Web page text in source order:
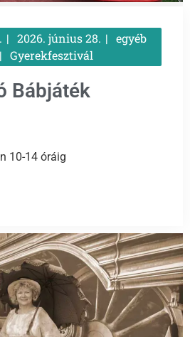
2026. június 28.
egyéb
Gyerekfesztivál
Bábjáték
10-14 óráig